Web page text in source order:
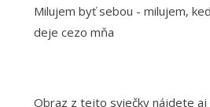
Milujem byť sebou - milujem,
deje cezo mňa
Obraz z tejto sviečky nájdete aj